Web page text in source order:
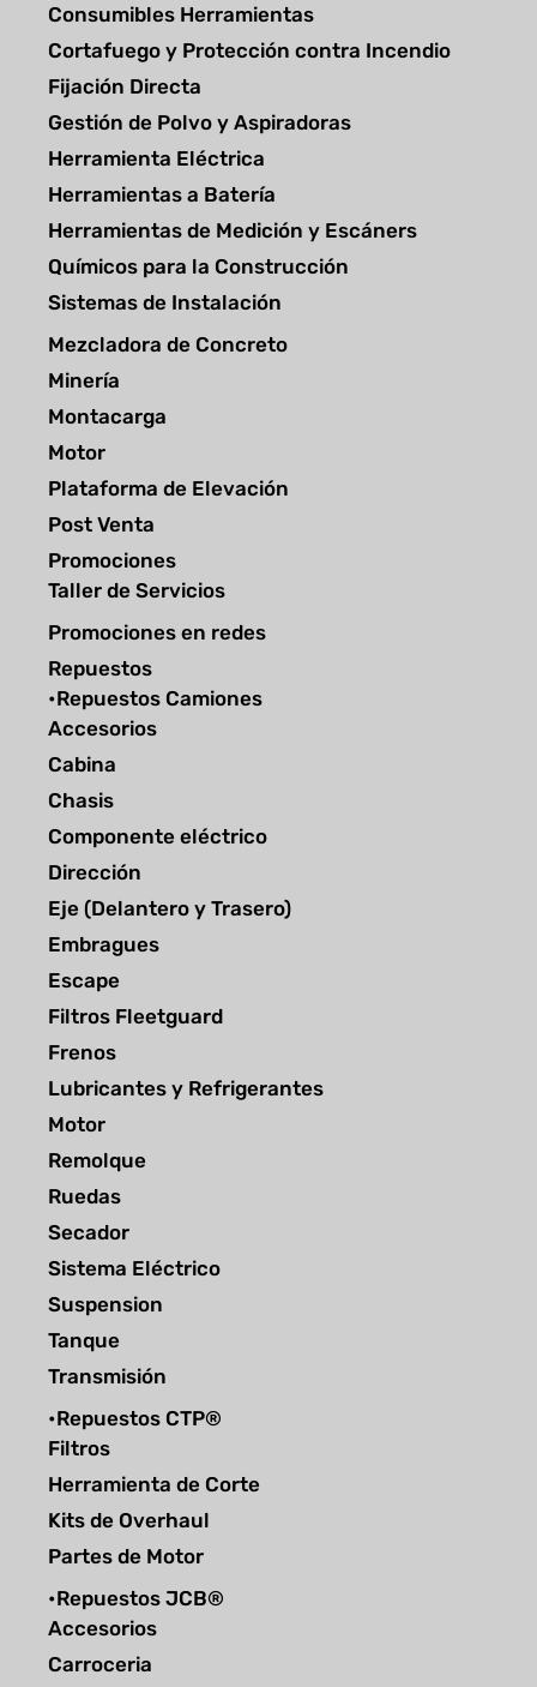
Consumibles Herramientas
Cortafuego y Protección contra Incendio
Fijación Directa
Gestión de Polvo y Aspiradoras
Herramienta Eléctrica
Herramientas a Batería
Herramientas de Medición y Escáners
Químicos para la Construcción
Sistemas de Instalación
Mezcladora de Concreto
Minería
Montacarga
Motor
Plataforma de Elevación
Post Venta
Promociones
Taller de Servicios
Promociones en redes
Repuestos
•Repuestos Camiones
Accesorios
Cabina
Chasis
Componente eléctrico
Dirección
Eje (Delantero y Trasero)
Embragues
Escape
Filtros Fleetguard
Frenos
Lubricantes y Refrigerantes
Motor
Remolque
Ruedas
Secador
Sistema Eléctrico
Suspension
Tanque
Transmisión
•Repuestos CTP®
Filtros
Herramienta de Corte
Kits de Overhaul
Partes de Motor
•Repuestos JCB®
Accesorios
Carroceria